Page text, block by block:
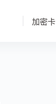
加密卡